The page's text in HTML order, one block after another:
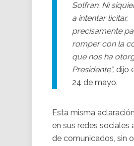
Solfran. Ni
a intentar licitar,
precisamente
romper con la
que nos ha
Presidente”, dijo
24 de mayo.
Esta misma
en sus redes sociales
de comunicados, sin